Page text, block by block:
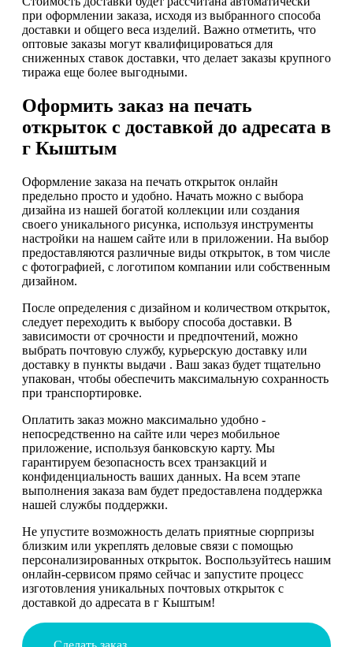
при оформлении заказа, исходя из выбранного способа
доставки и общего веса изделий. Важно отметить, что
оптовые заказы могут квалифицироваться для
сниженных ставок доставки, что делает заказы крупного
тиража еще более выгодными.
Оформить заказ на печать
открыток с доставкой до адресата в
г Кыштым
Оформление заказа на печать открыток онлайн
предельно просто и удобно. Начать можно с выбора
дизайна из нашей богатой коллекции или создания
своего уникального рисунка, используя инструменты
настройки на нашем сайте или в приложении. На выбор
предоставляются различные виды открыток, в том числе
с фотографией, с логотипом компании или собственным
дизайном.
После определения с дизайном и количеством открыток,
следует переходить к выбору способа доставки. В
зависимости от срочности и предпочтений, можно
выбрать почтовую службу, курьерскую доставку или
доставку в пункты выдачи . Ваш заказ будет тщательно
упакован, чтобы обеспечить максимальную сохранность
при транспортировке.
Оплатить заказ можно максимально удобно -
непосредственно на сайте или через мобильное
приложение, используя банковскую карту. Мы
гарантируем безопасность всех транзакций и
конфиденциальность ваших данных. На всем этапе
выполнения заказа вам будет предоставлена поддержка
нашей службы поддержки.
Не упустите возможность делать приятные сюрпризы
близким или укреплять деловые связи с помощью
персонализированных открыток. Воспользуйтесь нашим
онлайн-сервисом прямо сейчас и запустите процесс
изготовления уникальных почтовых открыток с
доставкой до адресата в г Кыштым!